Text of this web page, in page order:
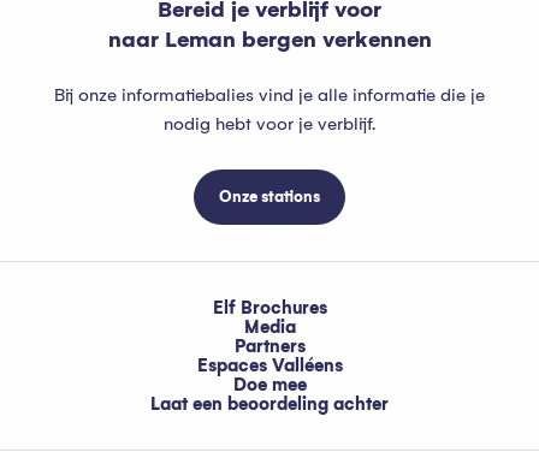
Bereid je verblijf voor
naar Leman bergen verkennen
Bij onze informatiebalies vind je alle informatie die je
nodig hebt voor je verblijf.
Onze stations
Elf Brochures
Media
Partners
Espaces Valléens
Doe mee
Laat een beoordeling achter